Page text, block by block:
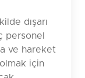
dışarı
personel
ve hareket
olmak için